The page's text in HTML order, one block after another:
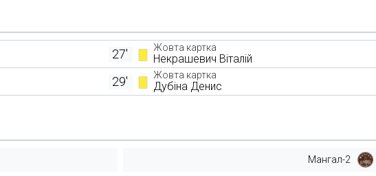
27' Жовта картка
Некрашевич Віталій
29' Жовта картка
Дубіна Денис
Мангал-2